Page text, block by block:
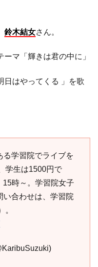
鈴木結女さん。
マ「輝きは君の中に」
日はやってくる 」を歌
る学習院でライブを
学生は1500円で
時～。学習院女子
い合わせは、学習院
。